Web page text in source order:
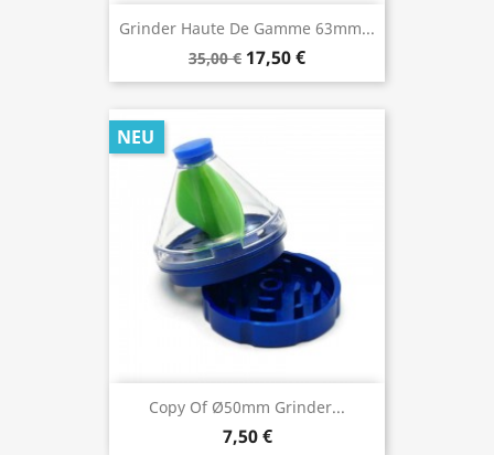
Grinder Haute De Gamme 63mm...
35,00 € 17,50 €
Copy Of Ø50mm Grinder...
7,50 €
NEU